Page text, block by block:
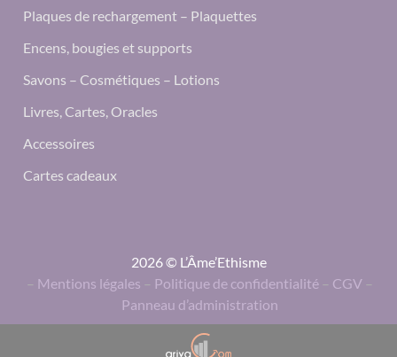
Plaques de rechargement – Plaquettes
Encens, bougies et supports
Savons – Cosmétiques – Lotions
Livres, Cartes, Oracles
Accessoires
Cartes cadeaux
2026 © L’Âme’Ethisme
– Mentions légales – Politique de confidentialité – CGV –
Panneau d’administration